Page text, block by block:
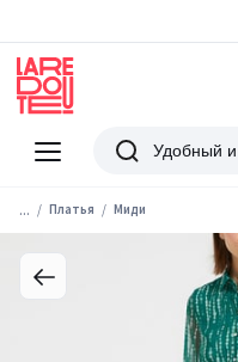
Меню
Redoute
Поиск
... Платья Миди